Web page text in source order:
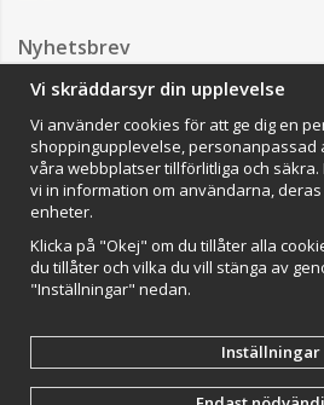
Nyhetsbrev
Impressum
VAMOS Commerce AB
Organisationsnummer: 559502-0453
Vi skräddarsyr din upplevelse
Vi använder cookies för att ge dig en
shoppingupplevelse, personanpassad
våra webbplatser tillförlitliga och
vi in information om användarna,
enheter.
Klicka på "Okej" om du tillåter alla
du tillåter och vilka du vill stänga av
"Inställningar" nedan.
Inställningar